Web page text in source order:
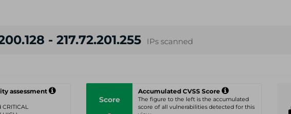
- 217.72.201.255 IPs scanned
assessment
Score
Accumulated CVSS Score
The figure to the left is the accumulated
score of all vulnerabilities detected for this